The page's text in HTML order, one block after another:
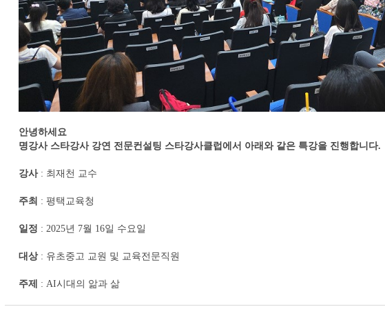
안녕하세요
명강사 스타강사 강연 전문컨설팅 스타강사클럽에서 아래와 같은 특강을 진행합니다.
강사: 최재천 교수
주최 : 평택교육청
일정 : 2025년 7월 16일 수요일
대상: 유초중고 교원 및 교육전문직원
주제 : AI시대의 앎과 삶